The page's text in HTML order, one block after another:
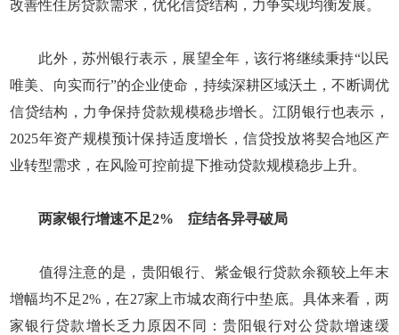
改善性住房贷款需求，优化信贷结构，力争实现均衡发展。
此外，苏州银行表示，展望全年，该行将继续秉持“以民
唯美、向实而行”的企业使命，持续深耕区域沃土，不断调优
信贷结构，力争保持贷款规模稳步增长。江阴银行也表示，
2025年资产规模预计保持适度增长，信贷投放将契合地区产
业转型需求，在风险可控前提下推动贷款规模稳步上升。
两家银行增速不足2% 症结各异寻破局
值得注意的是，贵阳银行、紫金银行贷款余额较上年末
增幅均不足2%，在27家上市城农商行中垫底。具体来看，两
家银行贷款增长乏力原因不同：贵阳银行对公贷款增速缓